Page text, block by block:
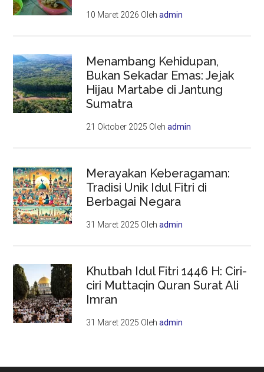
10 Maret 2026 Olehadmin
Menambang Kehidupan,
Bukan Sekadar Emas: Jejak
Hijau Martabe di Jantung
Sumatra
21 Oktober 2025 Olehadmin
Merayakan Keberagaman:
Tradisi Unik Idul Fitri di
Berbagai Negara
31 Maret 2025 Olehadmin
Khutbah Idul Fitri 1446 H: Ciri-
ciri Muttaqin Quran Surat Ali
Imran
31 Maret 2025 Olehadmin